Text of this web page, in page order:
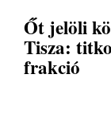
Őt jelöli
Tisza:
frakció